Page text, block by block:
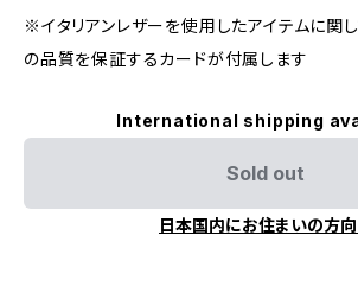
※イタリアンレザーを使用したアイテムに関
の品質を保証するカードが付属します
International shipping
Sold out
日本国内にお住まいの方